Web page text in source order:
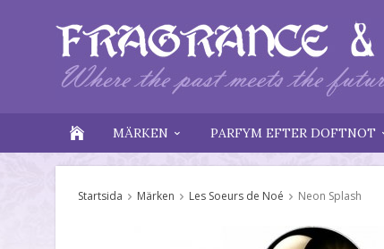
MÄRKEN PARFYM EFTER DOFTNOT
Startsida Märken Les Soeurs de Noé Neon Splash